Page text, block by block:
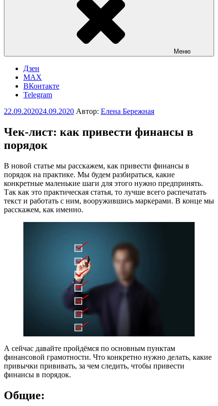
Меню
Дзен
MAX
ВКонтакте
Telegram
Опубликовано
22.09.202024.09.2020 Автор: Елена Бережная
Чек-лист: как привести финансы в
порядок
В новой статье мы расскажем, как привести финансы в
порядок на практике. Мы будем разбираться, какие
конкретные маленькие шаги для этого нужно предпринять.
Так как это практическая статья, то лучше всего распечатать
текст и работать с ним, вооружившись маркерами. В конце мы
расскажем, как именно.
А сейчас давайте пройдёмся по основным пунктам
финансовой грамотности. Что конкретно нужно делать, какие
привычки прививать, за чем следить, чтобы привести
финансы в порядок.
Общие: